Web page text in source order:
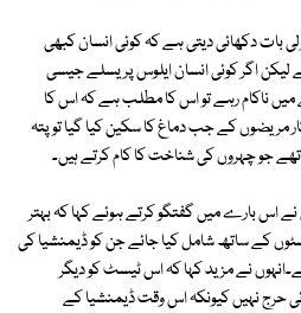
بات دکھائی دیتی ہے کہ کوئی انسان کبھی
لیکن اگر کوئی انسان ایلوس پریسلے جیسی
ناکام رہے تو اس کا مطلب ہے کہ اس کا
کے جب دماغ کا سکین کیا گیا تو پتہ
جو چہروں کی شناخت کا کام کرتے ہیں۔
اس بارے میں گفتگو کرتے ہوئے کہا کہ بہتر
کے ساتھ شامل کیا جائے جن کو ڈیمنشیا کی
نے مزید کہا کہ اس ٹیسٹ کو دیگر
حرج نہیں کیونکہ اس وقت ڈیمنشیا کے